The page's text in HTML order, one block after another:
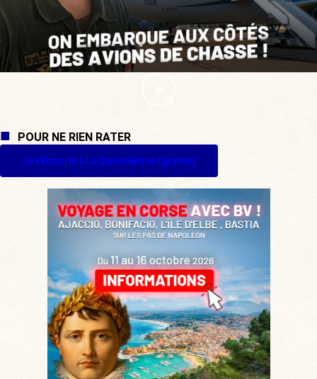
POUR NE RIEN RATER
Je m'inscris à La Quotidienne (gratuit)